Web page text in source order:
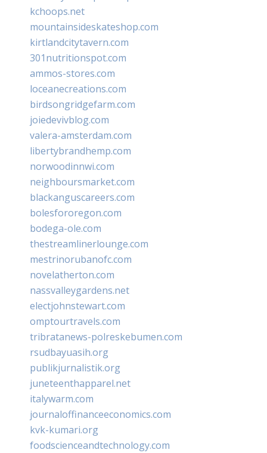
kchoops.net
mountainsideskateshop.com
kirtlandcitytavern.com
301nutritionspot.com
ammos-stores.com
loceanecreations.com
birdsongridgefarm.com
joiedevivblog.com
valera-amsterdam.com
libertybrandhemp.com
norwoodinnwi.com
neighboursmarket.com
blackanguscareers.com
bolesfororegon.com
bodega-ole.com
thestreamlinerlounge.com
mestrinorubanofc.com
novelatherton.com
nassvalleygardens.net
electjohnstewart.com
omptourtravels.com
tribratanews-polreskebumen.com
rsudbayuasih.org
publikjurnalistik.org
juneteenthapparel.net
italywarm.com
journaloffinanceeconomics.com
kvk-kumari.org
foodscienceandtechnology.com